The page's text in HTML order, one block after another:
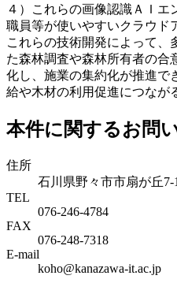
４）これらの画像認識ＡＩエ
職員等が使いやすいクラウド
これらの技術開発によって、
た森林調査や森林所有者の合
化し、施業の集約化が推進で
給や木材の利用促進につなが
本件に関するお問
住所
石川県野々市市扇が丘7-1
TEL
076-246-4784
FAX
076-248-7318
E-mail
koho@kanazawa-it.ac.jp